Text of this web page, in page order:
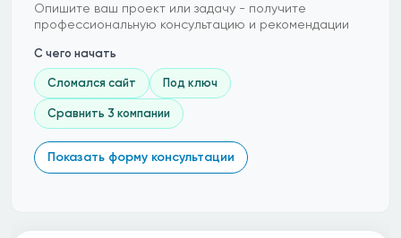
Опишите ваш проект или задачу - получите
профессиональную консультацию и рекомендации
С чего начать
Сломался сайт Под ключ
Сравнить 3 компании
Показать форму консультации